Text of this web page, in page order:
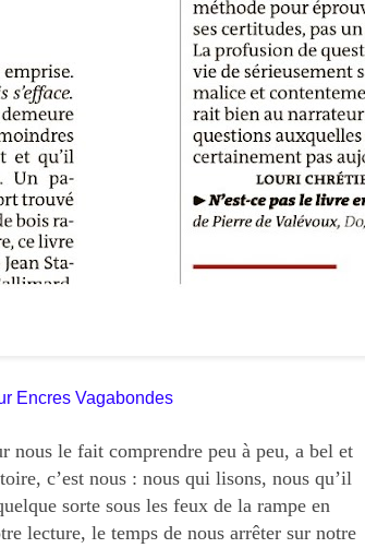
Encres Vagabondes
nous le fait comprendre peu à peu, a bel et
c’est nous : nous qui lisons, nous qu’il
sorte sous les feux de la rampe en
lecture, le temps de nous arrêter sur notre